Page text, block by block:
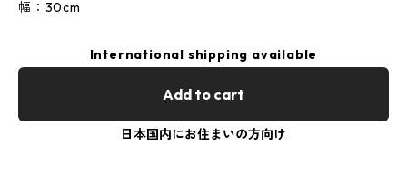
幅：30cm
International shipping available
Add to cart
日本国内にお住まいの方向け